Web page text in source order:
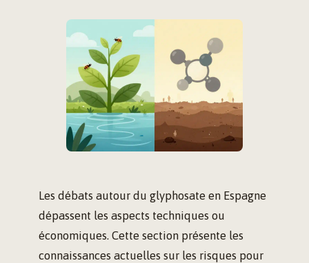
Les débats autour du glyphosate en Espagne
dépassent les aspects techniques ou
économiques. Cette section présente les
connaissances actuelles sur les risques pour